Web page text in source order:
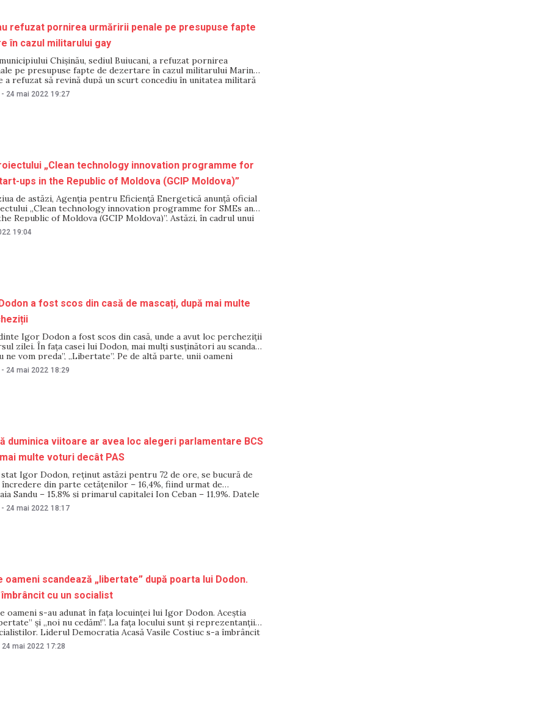
refuzat pornirea urmăririi penale pe presupuse fapte
în cazul militarului gay
Chișinău, sediul Buiucani, a refuzat pornirea
pe presupuse fapte de dezertare în cazul militarului Marin
a refuzat să revină după un scurt concediu în unitatea militară
fost hărțuit din cauza orientării sale sexuale. Doina Ioana
Centrului de informații
- 24 mai 2022 19:27
„Clean technology innovation programme for
ups in the Republic of Moldova (GCIP Moldova)”
de astăzi, Agenția pentru Eficiență Energetică anunță oficial
„Clean technology innovation programme for SMEs and
Republic of Moldova (GCIP Moldova)”. Astăzi, în cadrul unui
organizat de către Agenția pentru Dezvoltarea și
Agriculturii și Agenția pentru Eficiență Energetică, prin
19:04
a fost scos din casă de mascați, după mai multe
Igor Dodon a fost scos din casă, unde a avut loc percheziții
zilei. În fața casei lui Dodon, mai mulți susținători au scandat
vom preda”, „Libertate”. Pe de altă parte, unii oameni
trebuie să ajungă la închisoare. Un microbuz special
- 24 mai 2022 18:29
duminica viitoare ar avea loc alegeri parlamentare BCS
multe voturi decât PAS
Igor Dodon, reținut astăzi pentru 72 de ore, se bucură de
încredere din parte cetățenilor – 16,4%, fiind urmat de
Sandu – 15,8% și primarul capitalei Ion Ceban – 11,9%. Datele
într-un nou sondaj realizat de Institutul de Științe
- 24 mai 2022 18:17
oameni scandează „libertate” după poarta lui Dodon.
cu un socialist
oameni s-au adunat în fața locuinței lui Igor Dodon. Aceștia
și „noi nu cedăm!”. La fața locului sunt și reprezentanții
Liderul Democrația Acasă Vasile Costiuc s-a îmbrâncit
al lui Igor Dodon. Carabinierii au intervenit pentru a evita
UPDATE
24 mai 2022 17:28